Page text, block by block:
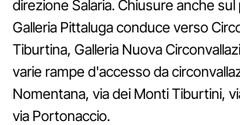
direzione Salaria. Chiusure anche
Galleria Pittaluga conduce verso
Tiburtina, Galleria Nuova
varie rampe d'accesso da
Nomentana, via dei Monti Tiburtini,
via Portonaccio.